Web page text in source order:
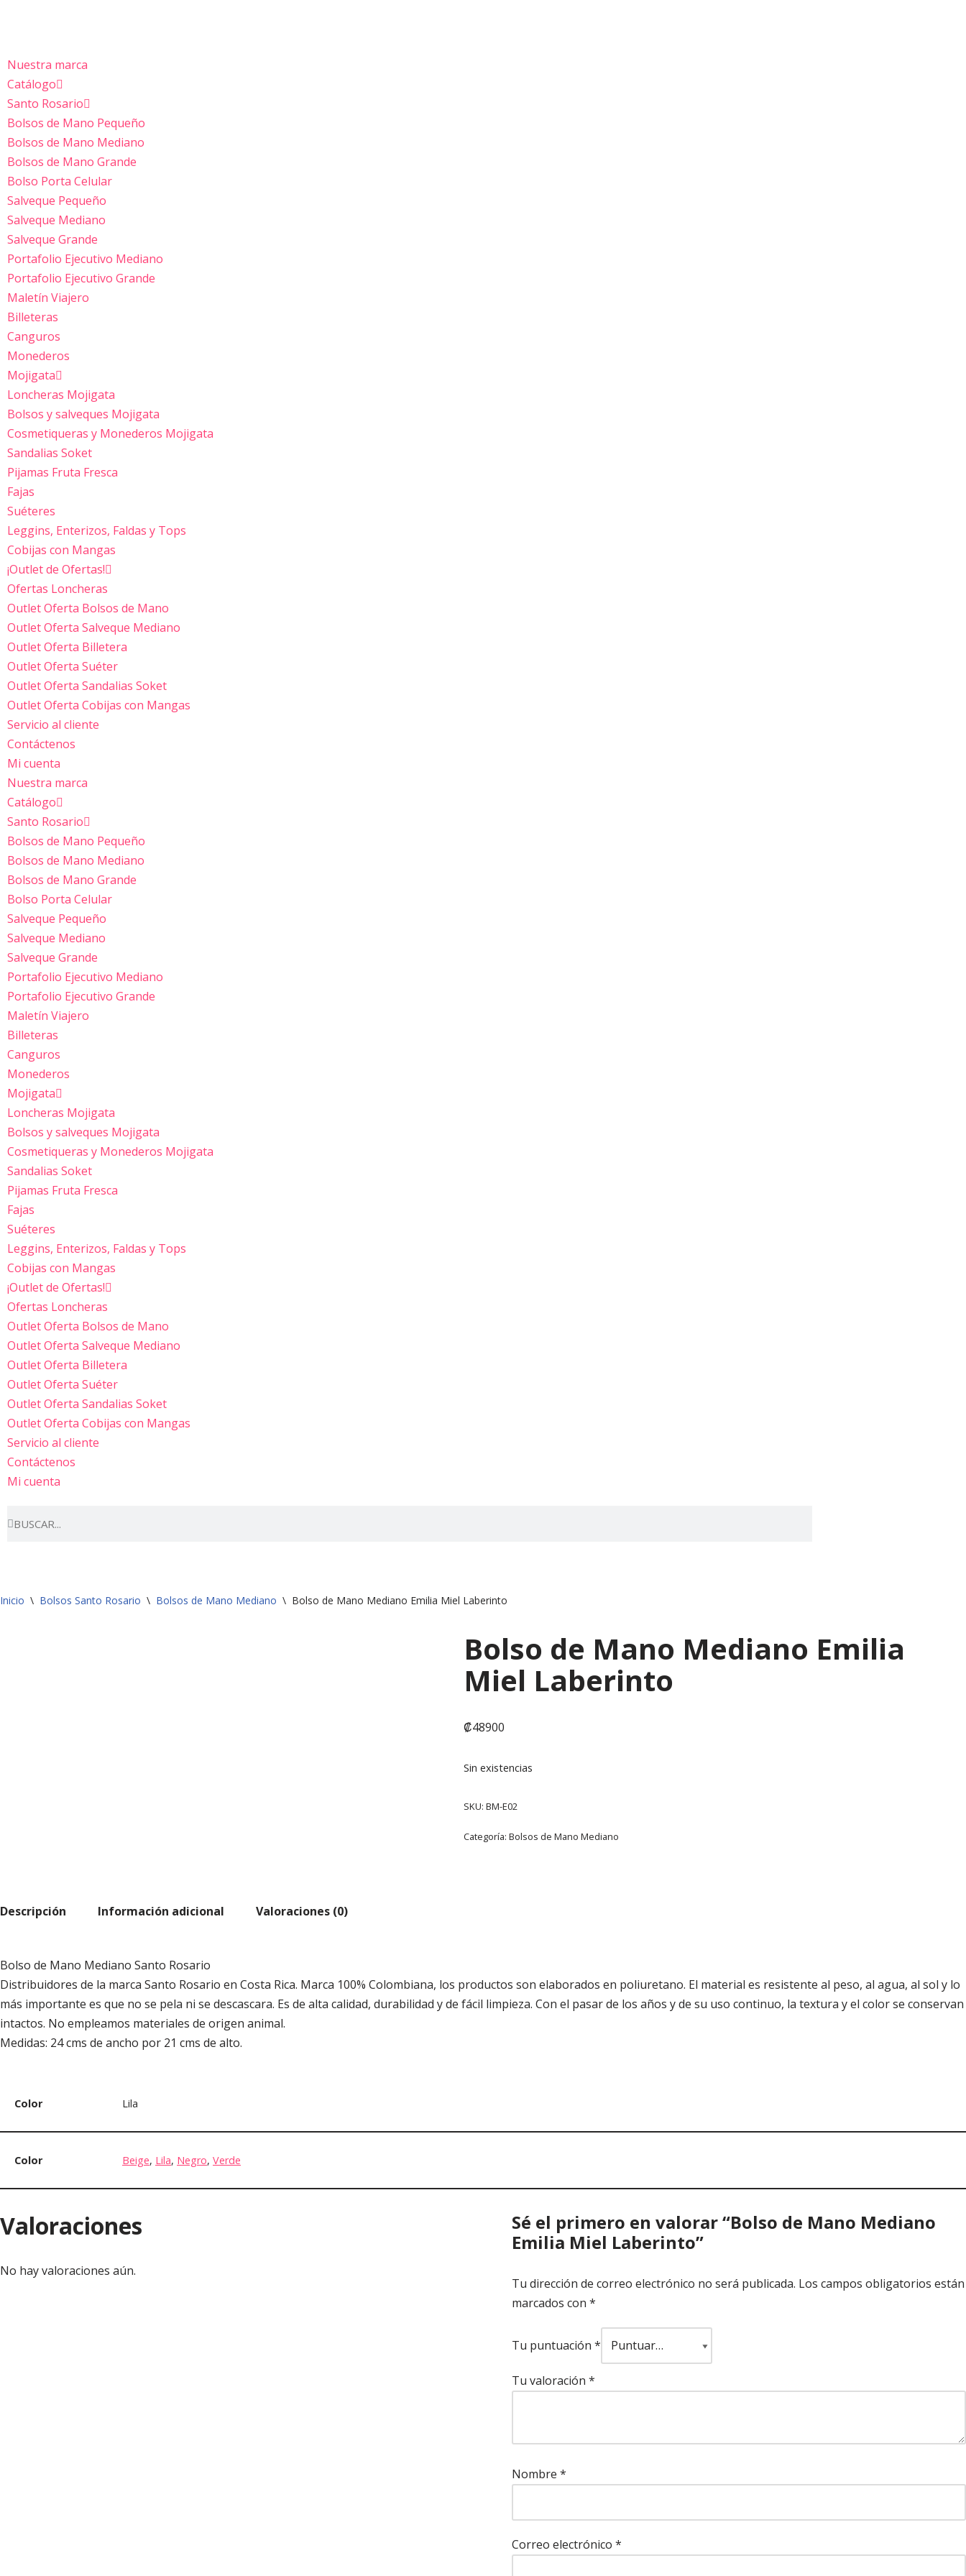
al
contenido
Nuestra marca
Catálogo
Santo Rosario
Bolsos de Mano Pequeño
Bolsos de Mano Mediano
Bolsos de Mano Grande
Bolso Porta Celular
Salveque Pequeño
Salveque Mediano
Salveque Grande
Portafolio Ejecutivo Mediano
Portafolio Ejecutivo Grande
Maletín Viajero
Billeteras
Canguros
Monederos
Mojigata
Loncheras Mojigata
Bolsos y salveques Mojigata
Cosmetiqueras y Monederos Mojigata
Sandalias Soket
Pijamas Fruta Fresca
Fajas
Suéteres
Leggins, Enterizos, Faldas y Tops
Cobijas con Mangas
¡Outlet de Ofertas!
Ofertas Loncheras
Outlet Oferta Bolsos de Mano
Outlet Oferta Salveque Mediano
Outlet Oferta Billetera
Outlet Oferta Suéter
Outlet Oferta Sandalias Soket
Outlet Oferta Cobijas con Mangas
Servicio al cliente
Contáctenos
Mi cuenta
Nuestra marca
Catálogo
Santo Rosario
Bolsos de Mano Pequeño
Bolsos de Mano Mediano
Bolsos de Mano Grande
Bolso Porta Celular
Salveque Pequeño
Salveque Mediano
Salveque Grande
Portafolio Ejecutivo Mediano
Portafolio Ejecutivo Grande
Maletín Viajero
Billeteras
Canguros
Monederos
Mojigata
Loncheras Mojigata
Bolsos y salveques Mojigata
Cosmetiqueras y Monederos Mojigata
Sandalias Soket
Pijamas Fruta Fresca
Fajas
Suéteres
Leggins, Enterizos, Faldas y Tops
Cobijas con Mangas
¡Outlet de Ofertas!
Ofertas Loncheras
Outlet Oferta Bolsos de Mano
Outlet Oferta Salveque Mediano
Outlet Oferta Billetera
Outlet Oferta Suéter
Outlet Oferta Sandalias Soket
Outlet Oferta Cobijas con Mangas
Servicio al cliente
Contáctenos
Mi cuenta
Inicio \ Bolsos Santo Rosario \ Bolsos de Mano Mediano \ Bolso de Mano Mediano Emilia Miel Laberinto
Bolso de Mano Mediano Emilia
Miel Laberinto
₡48900
Sin existencias
SKU:BM-E02
Categoría:Bolsos de Mano Mediano
Descripción Información adicional Valoraciones (0)
Bolso de Mano Mediano Santo Rosario
Distribuidores de la marca Santo Rosario en Costa Rica. Marca 100% Colombiana, los productos son elaborados en poliuretano. El material es resistente al peso, al agua, al sol y lo
más importante es que no se pela ni se descascara. Es de alta calidad, durabilidad y de fácil limpieza. Con el pasar de los años y de su uso continuo, la textura y el color se conservan
intactos. No empleamos materiales de origen animal.
Medidas: 24 cms de ancho por 21 cms de alto.
Color Lila
Color Beige, Lila, Negro, Verde
Valoraciones
No hay valoraciones aún.
Sé el primero en valorar “Bolso de Mano Mediano
Emilia Miel Laberinto”
Tu dirección de correo electrónico no será publicada. Los campos obligatorios están
marcados con *
Tu puntuación *
Tu valoración *
Nombre *
Correo electrónico *